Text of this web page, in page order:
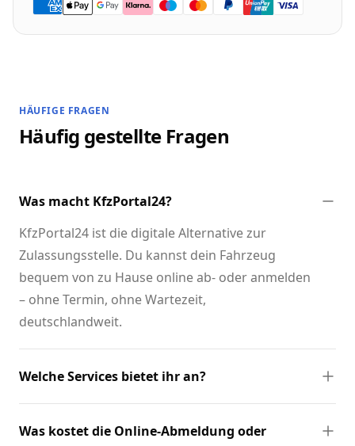
HÄUFIGE FRAGEN
Häufig gestellte Fragen
Was macht KfzPortal24?
KfzPortal24 ist die digitale Alternative zur
Zulassungsstelle. Du kannst dein Fahrzeug
bequem von zu Hause online ab- oder anmelden
– ohne Termin, ohne Wartezeit,
deutschlandweit.
Welche Services bietet ihr an?
Was kostet die Online-Abmeldung oder